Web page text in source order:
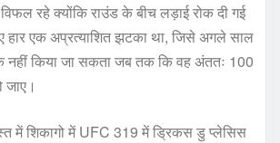
रहे क्योंकि राउंड के बीच लड़ाई रोक दी गई
हार एक अप्रत्याशित झटका था, जिसे अगले साल
किया जा सकता जब तक कि वह अंततः 100
जाए।
में शिकागो में UFC 319 में ड्रिकस डु प्लेसिस